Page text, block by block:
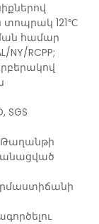
տոպրակ 121℃
համար
NY/RCPP;
SGS
Թաղանթի